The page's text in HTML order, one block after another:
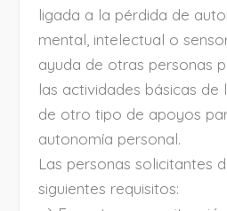
ligada a la pérdida de
mental, intelectual o
ayuda de otras personas
las actividades básicas de
de otro tipo de apoyos
autonomía personal.
Las personas solicitantes
siguientes requisitos: